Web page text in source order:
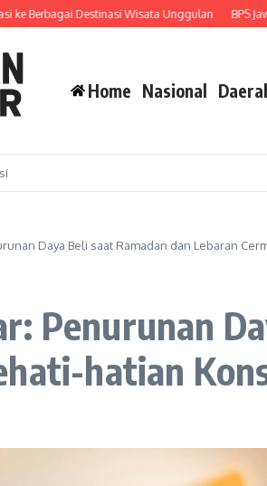
Destinasi Wisata Unggulan BPS Jawa
Home Nasional
Daya Beli saat Ramadan dan Lebaran
Penurunan
hatian